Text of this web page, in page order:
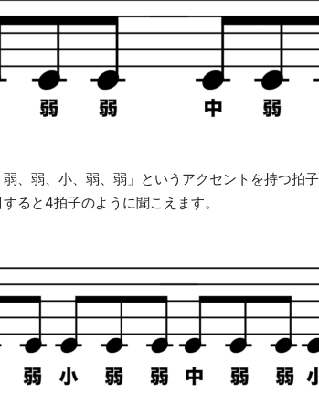
弱、弱、小、弱、弱」というアクセントを持つ拍
ると4拍子のように聞こえます。